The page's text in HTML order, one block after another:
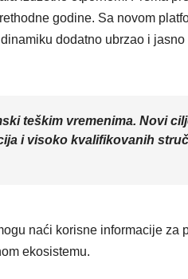
godine. Sa novom
dodatno ubrzao i
teškim vremenima. Novi
i visoko kvalifikovanih
naći korisne informacije
ekosistemu.